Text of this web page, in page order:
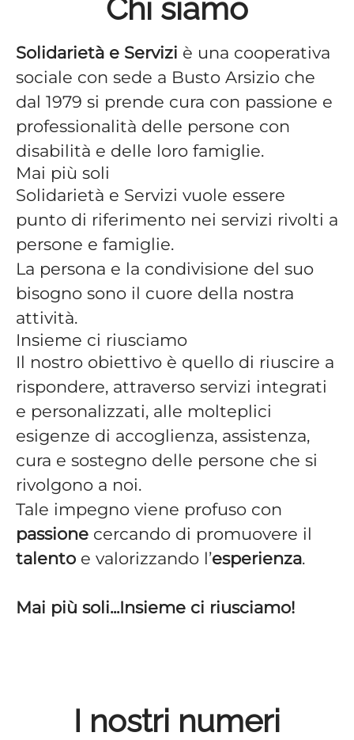
Chi siamo
Solidarietà e Servizi è una cooperativa
sociale con sede a Busto Arsizio che
dal 1979 si prende cura con passione e
professionalità delle persone con
disabilità e delle loro famiglie.
Mai più soli
Solidarietà e Servizi vuole essere
punto di riferimento nei servizi rivolti a
persone e famiglie.
La persona e la condivisione del suo
bisogno sono il cuore della nostra
attività.
Insieme ci riusciamo
Il nostro obiettivo è quello di riuscire a
rispondere, attraverso servizi integrati
e personalizzati, alle molteplici
esigenze di accoglienza, assistenza,
cura e sostegno delle persone che si
rivolgono a noi.
Tale impegno viene profuso con
passione cercando di promuovere il
talento e valorizzando l’esperienza.
Mai più soli...Insieme ci riusciamo!
I nostri numeri